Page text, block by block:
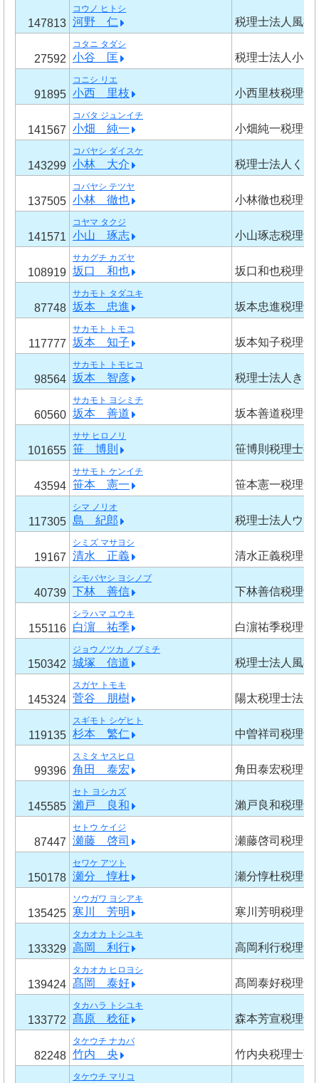
147813
コウノ ヒトシ
河野 仁 税理士法人風神
27592
コタニ タダシ
小谷 匡 税理士法人小谷
91895
コニシ リエ
小西 里枝 小西里枝税理士
141567
コバタ ジュンイチ
小畑 純一 小畑純一税理士
143299
コバヤシ ダイスケ
小林 大介 税理士法人くら
137505
コバヤシ テツヤ
小林 徹也 小林徹也税理士
141571
コヤマ タクジ
小山 琢志 小山琢志税理士
108919
サカグチ カズヤ
坂口 和也 坂口和也税理士
87748
サカモト タダユキ
坂本 忠進 坂本忠進税理士
117777
サカモト トモコ
坂本 知子 坂本知子税理士
98564
サカモト トモヒコ
坂本 智彦 税理士法人きし
60560
サカモト ヨシミチ
坂本 善道 坂本善道税理士
101655
ササ ヒロノリ
笹 博則 笹博則税理士事
43594
ササモト ケンイチ
笹本 憲一 笹本憲一税理士
117305
シマ ノリオ
島 紀郎 税理士法人ウ
19167
シミズ マサヨシ
清水 正義 清水正義税理士
40739
シモバヤシ ヨシノブ
下林 善信 下林善信税理士
155116
シラハマ ユウキ
白濵 祐季 白濵祐季税理士
150342
ジョウノツカ ノブミチ
城塚 信道 税理士法人風神
145324
スガヤ トモキ
菅谷 朋樹 陽太税理士法
119135
スギモト シゲヒト
杉本 繁仁 中曽祥司税理士
99396
スミタ ヤスヒロ
角田 泰宏 角田泰宏税理士
145585
セト ヨシカズ
瀨戸 良和 瀨戸良和税理士
87447
セトウ ケイジ
瀬藤 啓司 瀬藤啓司税理士
150178
セワケ アツト
瀬分 惇杜 瀬分惇杜税理士
135425
ソウガワ ヨシアキ
寒川 芳明 寒川芳明税理士
133329
タカオカ トシユキ
高岡 利行 高岡利行税理士
139424
タカオカ ヒロヨシ
髙岡 泰好 髙岡泰好税理士
133772
タカハラ トシユキ
髙原 稔征 森本芳宣税理士
82248
タケウチ ナカバ
竹内 央 竹内央税理士事
タケウチ マリコ